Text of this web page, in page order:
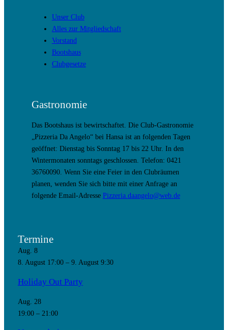
Unser Club
Alles zur Mitgliedschaft
Vorstand
Bootshaus
Clubgesetze
Gastronomie
Das Bootshaus ist bewirtschaftet. Die Club-Gastronomie
„Pizzeria Da Angelo“ bei Hansa ist an folgenden Tagen
geöffnet: Dienstag bis Sonntag 17 bis 22 Uhr. In den
Wintermonaten sonntags geschlossen. Telefon: 0421
36760090. Wenn Sie eine Feier in den Clubräumen
planen, wenden Sie sich bitte mit einer Anfrage an
folgende Email-Adresse Pizzeria.daangelo@web.de
Termine
Aug. 8
8. August 17:00– 9. August 9:30
Holiday Out Party
Aug. 28
19:00– 21:00